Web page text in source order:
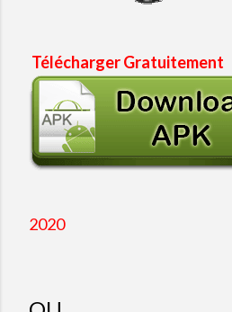
Télécharger Gratuitement
2020